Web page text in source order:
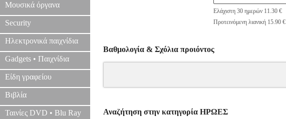
Μουσικά όργανα
Security
Ηλεκτρονικά παιχνίδια
Gadgets • Παιχνίδια
Είδη γραφείου
Βιβλία
Ταινίες DVD • Blu Ray
Ελάχιστη 30 ημερών 11.30 €
Προτεινόμενη λιανική 15.90 €
Βαθμολογία & Σχόλια προιόντος
Αναζήτηση στην κατηγορία ΗΡΩΕΣ